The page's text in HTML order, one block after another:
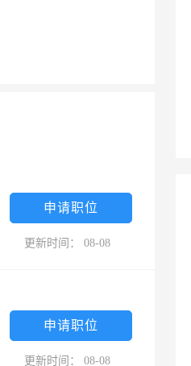
申请职位
更新时间： 08-08
申请职位
更新时间： 08-08